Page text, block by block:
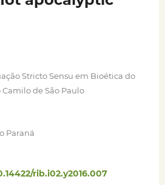
Stricto Sensu em Bioética do
de São Paulo
Paraná
rib.i02.y2016.007